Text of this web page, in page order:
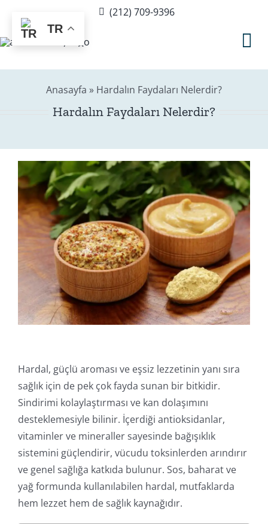
content
(212) 709-9396
Hakkımda
Blog
Editör
İletişim
Online İşlemler
Anasayfa » Hardalın Faydaları Nelerdir?
Hardalın Faydaları Nelerdir?
Hardal, güçlü aroması ve eşsiz lezzetinin yanı sıra
sağlık için de pek çok fayda sunan bir bitkidir.
Sindirimi kolaylaştırması ve kan dolaşımını
desteklemesiyle bilinir. İçerdiği antioksidanlar,
vitaminler ve mineraller sayesinde bağışıklık
sistemini güçlendirir, vücudu toksinlerden arındırır
ve genel sağlığa katkıda bulunur. Sos, baharat ve
yağ formunda kullanılabilen hardal, mutfaklarda
hem lezzet hem de sağlık kaynağıdır.
TR